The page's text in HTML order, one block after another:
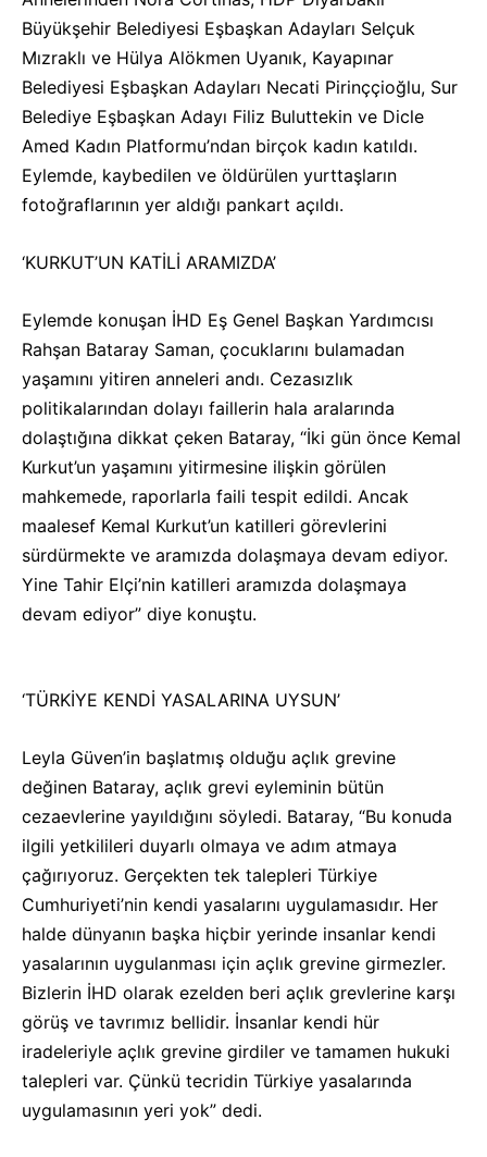
Büyükşehir Belediyesi Eşbaşkan Adayları Selçuk
Mızraklı ve Hülya Alökmen Uyanık, Kayapınar
Belediyesi Eşbaşkan Adayları Necati Pirinççioğlu, Sur
Belediye Eşbaşkan Adayı Filiz Buluttekin ve Dicle
Amed Kadın Platformu’ndan birçok kadın katıldı.
Eylemde, kaybedilen ve öldürülen yurttaşların
fotoğraflarının yer aldığı pankart açıldı.
‘KURKUT’UN KATİLİ ARAMIZDA’
Eylemde konuşan İHD Eş Genel Başkan Yardımcısı
Rahşan Bataray Saman, çocuklarını bulamadan
yaşamını yitiren anneleri andı. Cezasızlık
politikalarından dolayı faillerin hala aralarında
dolaştığına dikkat çeken Bataray, “İki gün önce Kemal
Kurkut’un yaşamını yitirmesine ilişkin görülen
mahkemede, raporlarla faili tespit edildi. Ancak
maalesef Kemal Kurkut’un katilleri görevlerini
sürdürmekte ve aramızda dolaşmaya devam ediyor.
Yine Tahir Elçi’nin katilleri aramızda dolaşmaya
devam ediyor” diye konuştu.
‘TÜRKİYE KENDİ YASALARINA UYSUN’
Leyla Güven’in başlatmış olduğu açlık grevine
değinen Bataray, açlık grevi eyleminin bütün
cezaevlerine yayıldığını söyledi. Bataray, “Bu konuda
ilgili yetkilileri duyarlı olmaya ve adım atmaya
çağırıyoruz. Gerçekten tek talepleri Türkiye
Cumhuriyeti’nin kendi yasalarını uygulamasıdır. Her
halde dünyanın başka hiçbir yerinde insanlar kendi
yasalarının uygulanması için açlık grevine girmezler.
Bizlerin İHD olarak ezelden beri açlık grevlerine karşı
görüş ve tavrımız bellidir. İnsanlar kendi hür
iradeleriyle açlık grevine girdiler ve tamamen hukuki
talepleri var. Çünkü tecridin Türkiye yasalarında
uygulamasının yeri yok” dedi.